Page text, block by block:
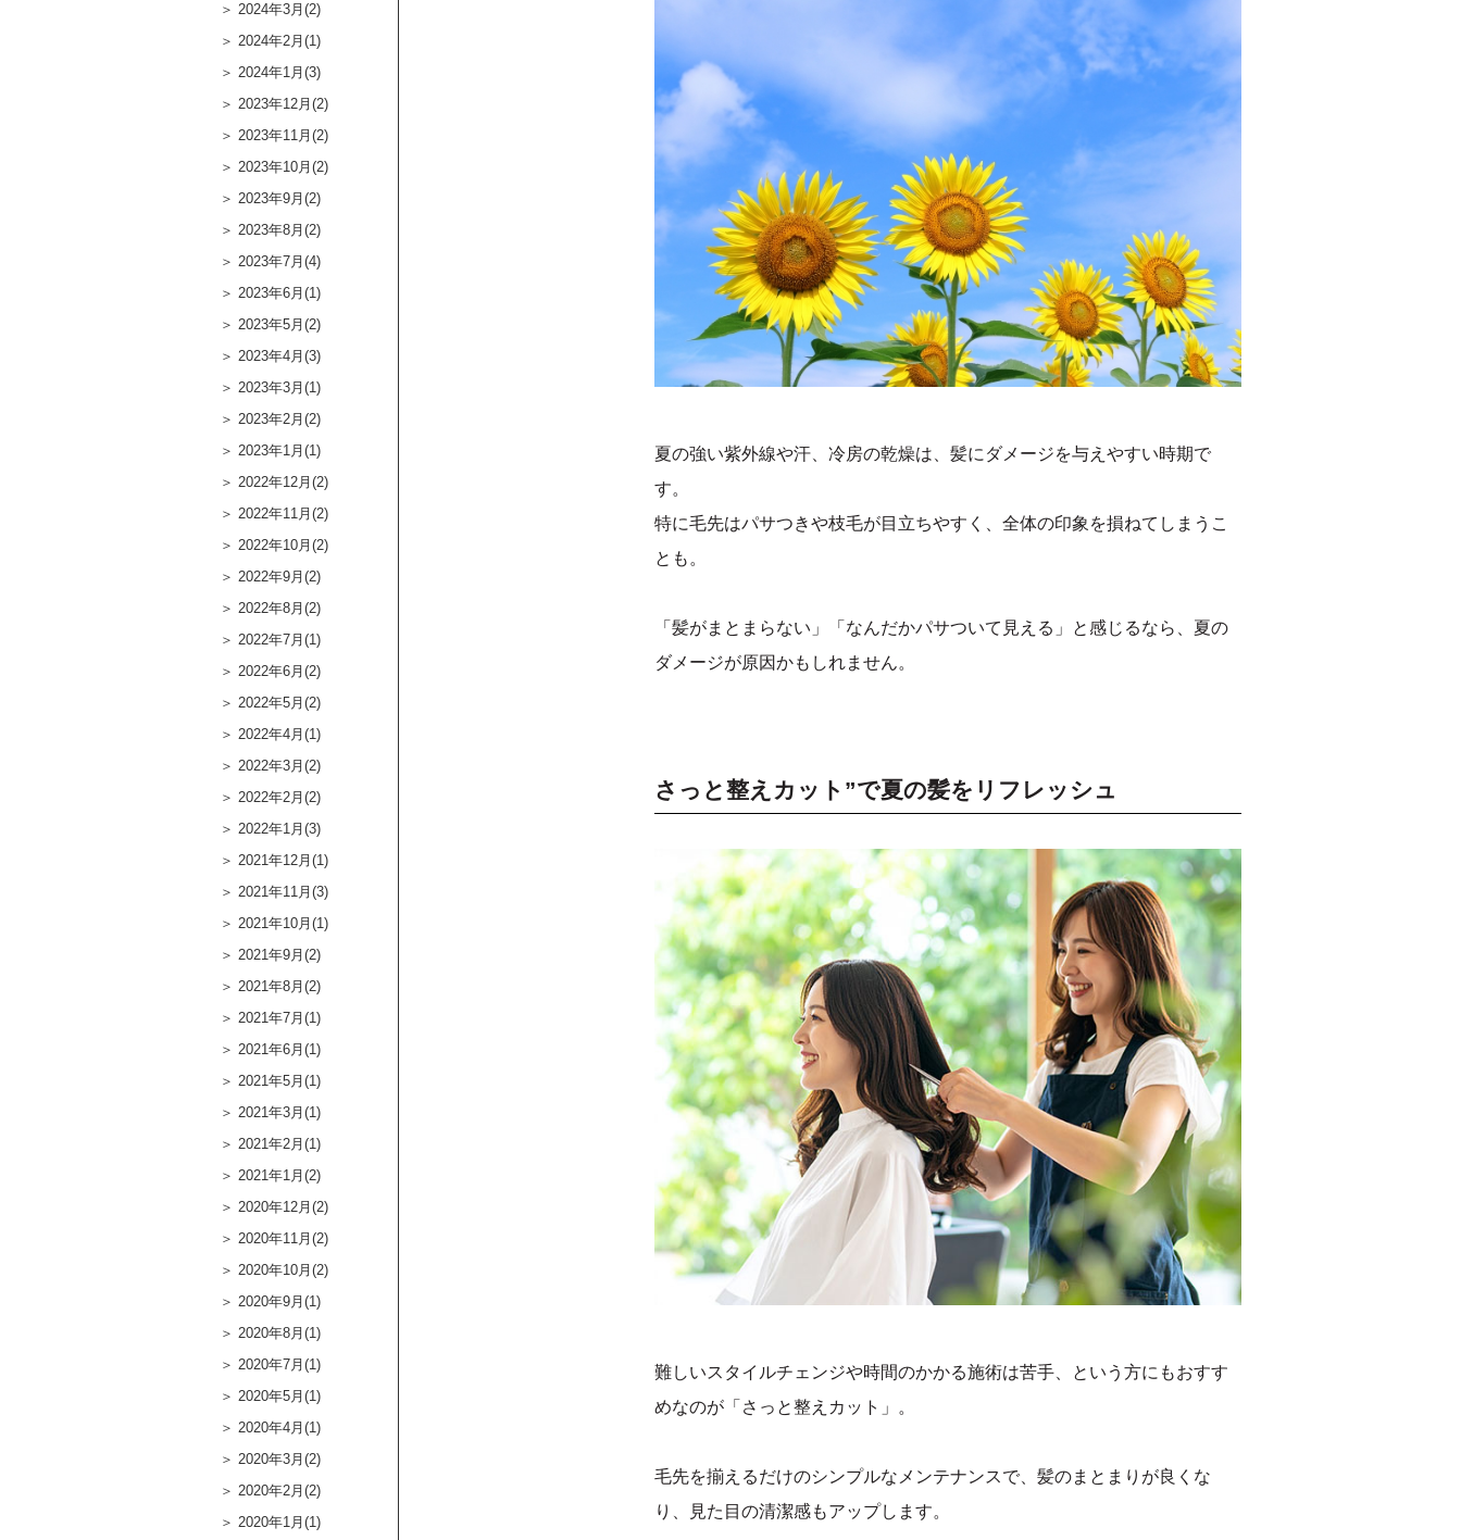
夏の強い紫外線や汗、冷房の乾燥は、髪にダメージを与えやすい時期で
す。
特に毛先はパサつきや枝毛が目立ちやすく、全体の印象を損ねてしまうこ
とも。
「髪がまとまらない」「なんだかパサついて見える」と感じるなら、夏の
ダメージが原因かもしれません。
さっと整えカット”で夏の髪をリフレッシュ
難しいスタイルチェンジや時間のかかる施術は苦手、という方にもおすす
めなのが「さっと整えカット」。
毛先を揃えるだけのシンプルなメンテナンスで、髪のまとまりが良くな
り、見た目の清潔感もアップします。
2024年3月(2)
2024年2月(1)
2024年1月(3)
2023年12月(2)
2023年11月(2)
2023年10月(2)
2023年9月(2)
2023年8月(2)
2023年7月(4)
2023年6月(1)
2023年5月(2)
2023年4月(3)
2023年3月(1)
2023年2月(2)
2023年1月(1)
2022年12月(2)
2022年11月(2)
2022年10月(2)
2022年9月(2)
2022年8月(2)
2022年7月(1)
2022年6月(2)
2022年5月(2)
2022年4月(1)
2022年3月(2)
2022年2月(2)
2022年1月(3)
2021年12月(1)
2021年11月(3)
2021年10月(1)
2021年9月(2)
2021年8月(2)
2021年7月(1)
2021年6月(1)
2021年5月(1)
2021年3月(1)
2021年2月(1)
2021年1月(2)
2020年12月(2)
2020年11月(2)
2020年10月(2)
2020年9月(1)
2020年8月(1)
2020年7月(1)
2020年5月(1)
2020年4月(1)
2020年3月(2)
2020年2月(2)
2020年1月(1)